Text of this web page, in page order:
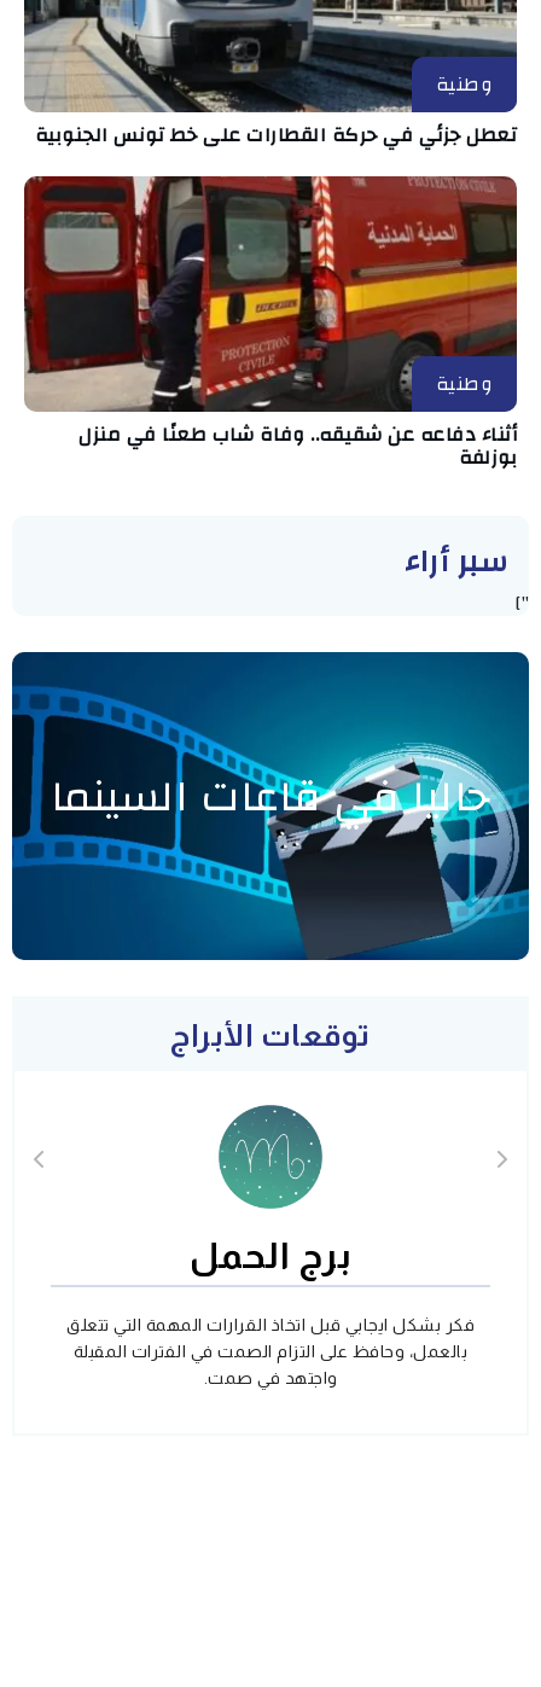
وطنية
تعطل جزئي في حركة القطارات على خط تونس الجنوبية
وطنية
أثناء دفاعه عن شقيقه.. وفاة شاب طعنًا في منزل
بوزلفة
سبر أراء
"]
حاليا في قاعات السينما
توقعات الأبراج
برج الحمل
فكر بشكل ايجابي قبل اتخاذ القرارات المهمة التي تتعلق
بالعمل، وحافظ على التزام الصمت في الفترات المقبلة
واجتهد في صمت.